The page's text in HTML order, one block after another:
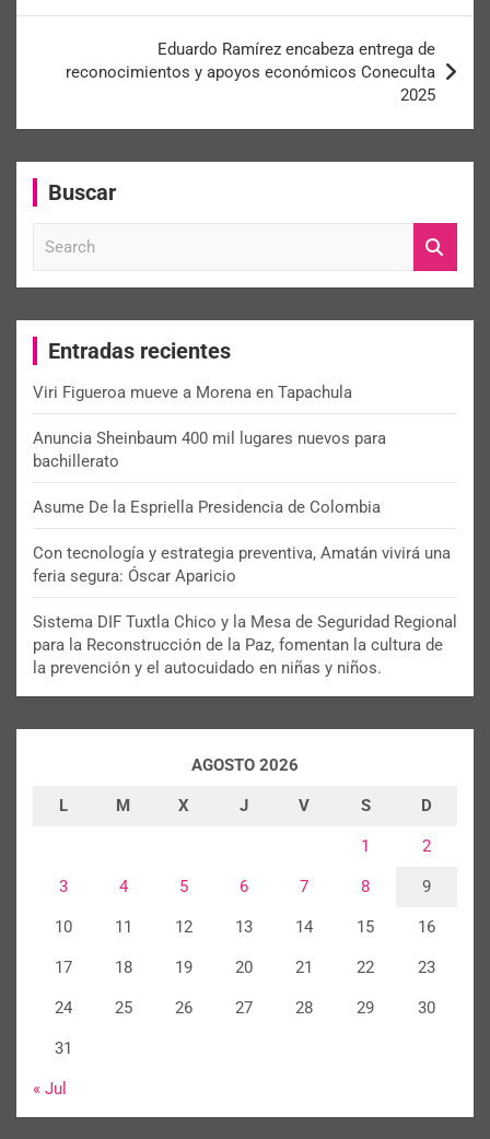
Eduardo Ramírez encabeza entrega de
reconocimientos y apoyos económicos Coneculta
2025
Buscar
c
Entradas recientes
Viri Figueroa mueve a Morena en Tapachula
Anuncia Sheinbaum 400 mil lugares nuevos para
bachillerato
Asume De la Espriella Presidencia de Colombia
Con tecnología y estrategia preventiva, Amatán vivirá una
feria segura: Óscar Aparicio
Sistema DIF Tuxtla Chico y la Mesa de Seguridad Regional
para la Reconstrucción de la Paz, fomentan la cultura de
la prevención y el autocuidado en niñas y niños.
AGOSTO 2026
L M X J V S D
1 2
3 4 5 6 7 8 9
10 11 12 13 14 15 16
17 18 19 20 21 22 23
24 25 26 27 28 29 30
31
« Jul